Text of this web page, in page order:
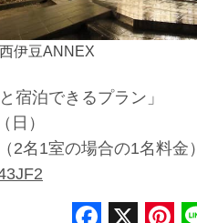
伊豆ANNEX
宿泊できるプラン」
日）
2名1室の場合の1名料金）